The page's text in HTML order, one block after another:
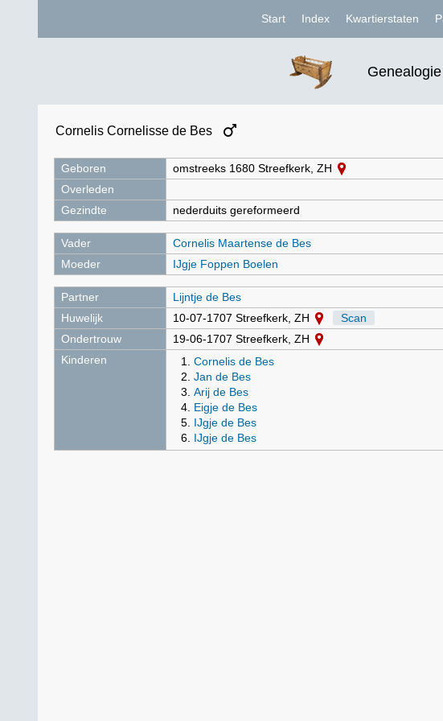
Start Index Kwartierstaten
Cornelis Cornelisse de Bes
Geboren
omstreeks 1680 Streefkerk, ZH
Overleden
Gezindte
nederduits gereformeerd
Vader
Cornelis Maartense de Bes
Moeder
IJgje Foppen Boelen
Partner
Lijntje de Bes
Huwelijk
10-07-1707 Streefkerk, ZH
Scan
Ondertrouw
19-06-1707 Streefkerk, ZH
Kinderen
Cornelis de Bes
Jan de Bes
Arij de Bes
Eigje de Bes
IJgje de Bes
IJgje de Bes